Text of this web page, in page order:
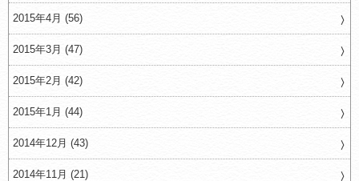
2015年4月 (56)
2015年3月 (47)
2015年2月 (42)
2015年1月 (44)
2014年12月 (43)
2014年11月 (21)